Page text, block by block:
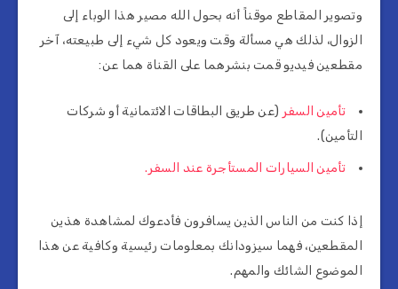
وتصوير المقاطع موقناً أنه بحول الله مصير هذا الوباء إلى
الزوال، لذلك هي مسألة وقت ويعود كل شيء إلى طبيعته، آخر
مقطعين فيديو قمت بنشرهما على القناة هما عن:
تأمين السفر (عن طريق البطاقات الائتمانية أو شركات
التأمين).
تأمين السيارات المستأجرة عند السفر.
إذا كنت من الناس الذين يسافرون فأدعوك لمشاهدة هذين
المقطعين، فهما سيزودانك بمعلومات رئيسية وكافية عن هذا
الموضوع الشائك والمهم.